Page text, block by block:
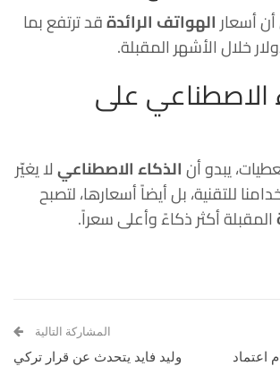
أسعارالهواتف الرائدةقد ترتفع بما
الاصطناعي على
يبدو أنالذكاء الاصطناعيلا يغيّر
للتقنية، بل أيضاً أسعارها، لتصبح
المقبلة أكثر ذكاءً وأعلى سعراً.
اعتماد
المشاركة التالية
وليد فايد يتحدث عن قرار تركي